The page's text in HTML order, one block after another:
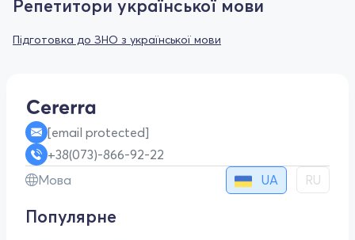
Репетитори української мови
Підготовка до ЗНО з української мови
[email protected]
+38(073)-866-92-22
Мова
UA RU
Популярне